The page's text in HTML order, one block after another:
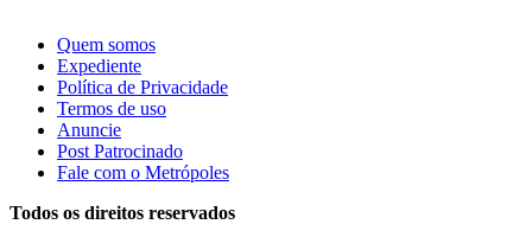
Quem somos
Expediente
Política de Privacidade
Termos de uso
Anuncie
Post Patrocinado
Fale com o Metrópoles
Todos os direitos reservados